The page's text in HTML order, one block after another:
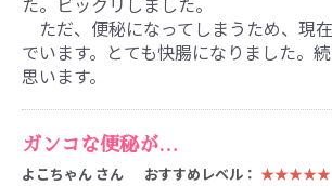
ただ、便秘になってしまうため、現
でいます。とても快腸になりました。
思います。
ガンコな便秘が…
よこちゃん さん おすすめレベル： ★★★★★